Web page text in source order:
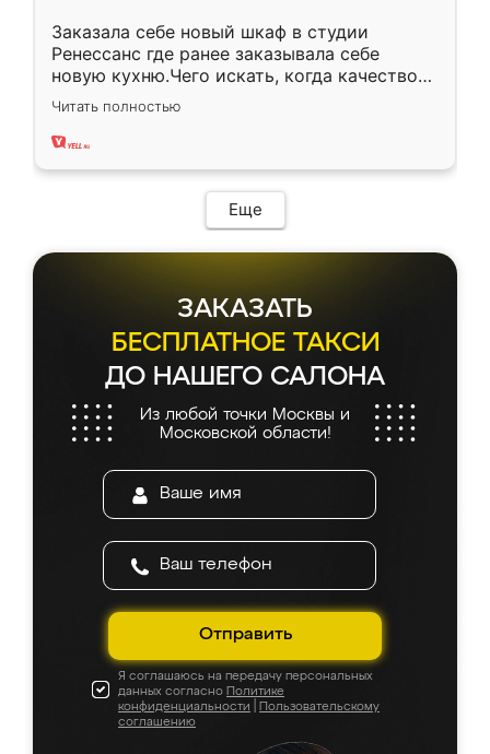
Заказала себе новый шкаф в студии
Ренессанс где ранее заказывала себе
новую кухню.Чего искать, когда качеством
вполне довольна. Служит кухня уже почти
два года, нареканий нет.
Читать полностью
Еще
ЗАКАЗАТЬ
БЕСПЛАТНОЕ ТАКСИ
ДО НАШЕГО САЛОНА
Из любой точки Москвы и
Московской области!
Отправить
Я соглашаюсь на передачу персональных
данных согласно Политике
конфиденциальности
Пользовательскому
соглашению